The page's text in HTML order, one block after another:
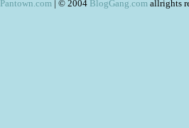
Pantown.com | © 2004 BlogGang.com allrights